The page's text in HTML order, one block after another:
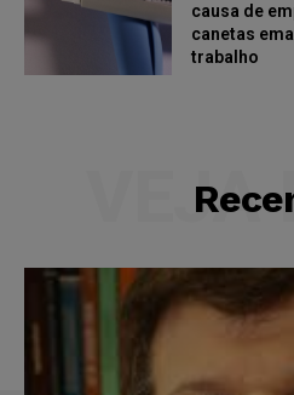
causa de
canetas
trabalho
VEJA